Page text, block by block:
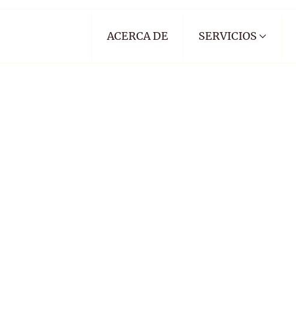
ACERCA DE SERVICIOS